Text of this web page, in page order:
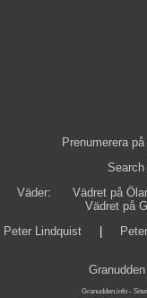
Prenumerera
Väder: Vädret på
Vädret på
Peter Lindquist
Granudden
Granudden.info-